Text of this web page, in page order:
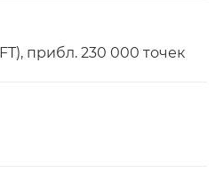
прибл. 230 000 точек